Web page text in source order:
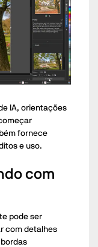
IA, orientações
fornece
e uso.
com
pode ser
com detalhes